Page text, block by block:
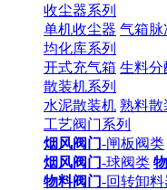
收尘器系列
单机收尘器 气箱脉
均化库系列
开式充气箱 生料分
散装机系列
水泥散装机 熟料散
工艺阀门系列
烟风阀门-闸板阀类
烟风阀门-球阀类
物料阀门-回转卸